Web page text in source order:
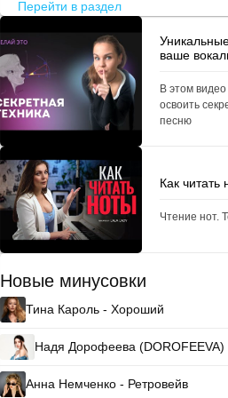
Перейти в раздел
ваше
В этом видео
освоить
песню
Как читать
Чтение нот.
Новые минусовки
Тина Кароль - Хороший
Надя Дорофеева (DOROFEEVA)
Анна Немченко - Ретровейв